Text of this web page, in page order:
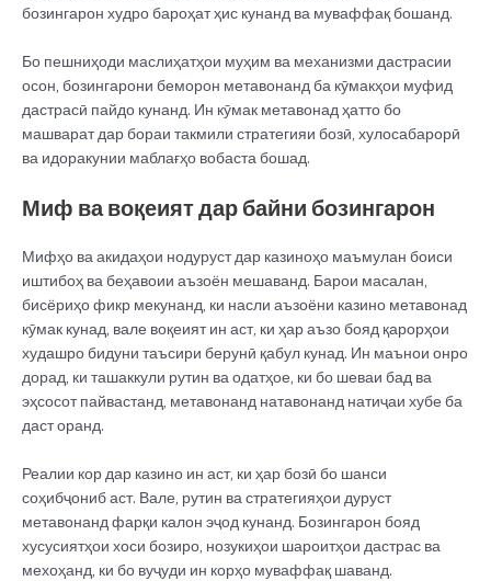
бозингарон худро бароҳат ҳис кунанд ва муваффақ бошанд.
Бо пешниҳоди маслиҳатҳои муҳим ва механизми дастрасии
осон, бозингарони беморон метавонанд ба кӯмакҳои муфид
дастрасӣ пайдо кунанд. Ин кӯмак метавонад ҳатто бо
машварат дар бораи такмили стратегияи бозӣ, хулосабарорӣ
ва идоракунии маблағҳо вобаста бошад.
Миф ва воқеият дар байни бозингарон
Мифҳо ва акидаҳои нодуруст дар казиноҳо маъмулан боиси
иштибоҳ ва беҳавоии аъзоён мешаванд. Барои масалан,
бисёриҳо фикр мекунанд, ки насли аъзоёни казино метавонад
кӯмак кунад, вале воқеият ин аст, ки ҳар аъзо бояд қарорҳои
худашро бидуни таъсири берунӣ қабул кунад. Ин маънои онро
дорад, ки ташаккули рутин ва одатҳое, ки бо шеваи бад ва
эҳсосот пайвастанд, метавонанд натавонанд натиҷаи хубе ба
даст оранд.
Реалии кор дар казино ин аст, ки ҳар бозӣ бо шанси
соҳибҷониб аст. Вале, рутин ва стратегияҳои дуруст
метавонанд фарқи калон эҷод кунанд. Бозингарон бояд
хусусиятҳои хоси бозиро, нозукиҳои шароитҳои дастрас ва
мехоҳанд, ки бо вуҷуди ин корҳо муваффақ шаванд.